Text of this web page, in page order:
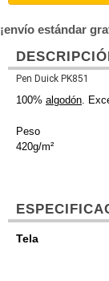
¡envío estándar
Pen Duick PK851
100% algodón.
Peso
420g/m²
Tela